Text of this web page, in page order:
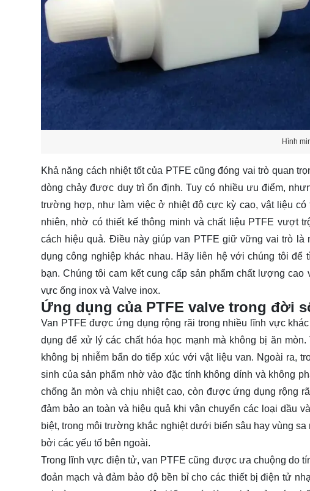
Hình
Khả năng cách nhiệt tốt của PTFE cũng đóng vai trò quan
dòng chảy được duy trì ổn định. Tuy có nhiều ưu điểm,
trường hợp, như làm việc ở nhiệt độ cực kỳ cao, vật liệu
nhiên, nhờ có thiết kế thông minh và chất liệu PTFE vượt
cách hiệu quả. Điều này giúp van PTFE giữ vững vai trò
dụng công nghiệp khác nhau. Hãy liên hệvới chúng tôi để
bạn. Chúng tôi cam kết cung cấp sản phẩm chất lượng
vực ống inox và Valve inox.
Ứng dụng của PTFE valve trong đời
Van PTFE được ứng dụng rộng rãi trong nhiều lĩnh vực
dụng để xử lý các chất hóa học mạnh mà không bị ăn
không bị nhiễm bẩn do tiếp xúc với vật liệu van. Ngoài ra,
sinh của sản phẩm nhờ vào đặc tính không dính và không
chống ăn mòn và chịu nhiệt cao, còn được ứng dụng rộng
đảm bảo an toàn và hiệu quả khi vận chuyển các loại dầu
biệt, trong môi trường khắc nghiệt dưới biển sâu hay vùng
bởi các yếu tố bên ngoài.
Trong lĩnh vực điện tử, van PTFE cũng được ưa chuộng do
đoản mạch và đảm bảo độ bền bỉ cho các thiết bị điện tử